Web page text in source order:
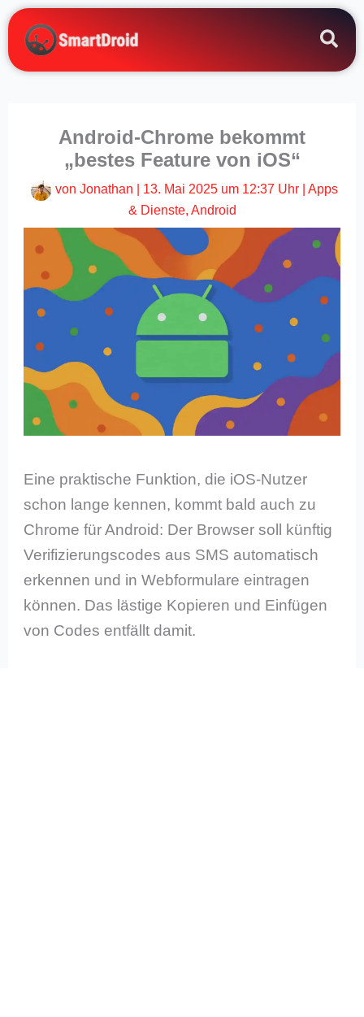
Zum
Inhalt
springen
Android-Chrome bekommt
„bestes Feature von iOS“
von Jonathan 13. Mai 2025 um 12:37 Uhr| Apps
& Dienste, Android
Eine praktische Funktion, die iOS-Nutzer
schon lange kennen, kommt bald auch zu
Chrome für Android: Der Browser soll künftig
Verifizierungscodes aus SMS automatisch
erkennen und in Webformulare eintragen
können. Das lästige Kopieren und Einfügen
von Codes entfällt damit.